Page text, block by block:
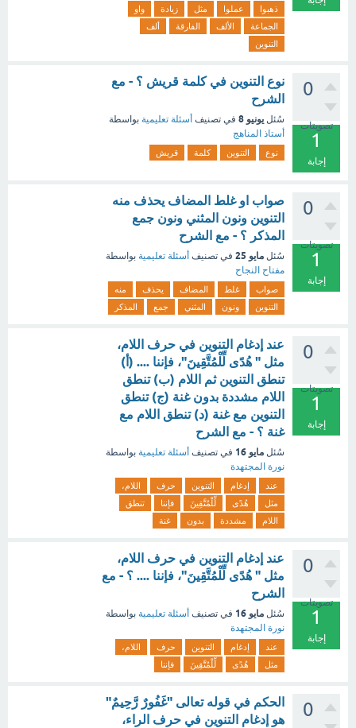
ذهبوا عملوا مثل زيادة
واو
الجماعة
الألف الفارقة
ألف
التنوين
0
تصويتات
1
إجابة
‏نوع التنوين في كلمة قريش ؟ - مع
الشرح
سُئل يونيو 8 في تصنيف أسئلة تعليمية بواسطة
أستاذ المناهج
نوع التنوين كلمة قريش
0
تصويتات
1
إجابة
صواب او غلط المضاف يحذف منه
التنوين ونون المثني ونون جمع
المذكر ؟ - مع الشرح
سُئل مايو 25 في تصنيف أسئلة تعليمية بواسطة
مفتاح النجاح
صواب غلط المضاف يحذف
منه
التنوين
ونون المثني جمع المذكر
0
تصويتات
1
إجابة
عند إدغام التنوين في حرف اللام،
مثل " هُدًى لِّلْمُتَّقِينَ"، فإننا .... (أ)
تنطق التنوين ثم اللام (ب) تنطق
اللام مشددة بدون غنة (ج) تنطق
التنوين مع غنة (د) تنطق اللام مع
غنة ؟ - مع الشرح
سُئل مايو 16 في تصنيف أسئلة تعليمية بواسطة
نورة المجتهدة
عند إدغام التنوين حرف
اللام،
مثل
هُدًى لِّلْمُتَّقِينَ فإننا
تنطق
اللام
مشددة بدون غنة
0
تصويتات
1
إجابة
عند إدغام التنوين في حرف اللام،
مثل " هُدًى لِّلْمُتَّقِينَ"، فإننا .... ؟ - مع
الشرح
سُئل مايو 16 في تصنيف أسئلة تعليمية بواسطة
نورة المجتهدة
عند إدغام التنوين حرف
اللام،
مثل
هُدًى لِّلْمُتَّقِينَ فإننا
0
الحكم في قوله تعالى "غَفُورٌ رَّحِيمٌ"
هو إدغام التنوين في حرف الراء،